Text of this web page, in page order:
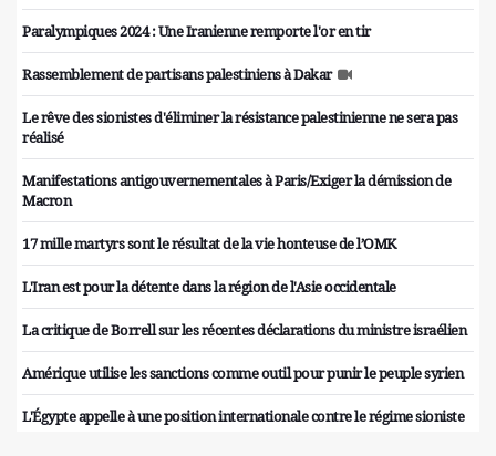
Paralympiques 2024 : Une Iranienne remporte l'or en tir
Rassemblement de partisans palestiniens à Dakar
Le rêve des sionistes d'éliminer la résistance palestinienne ne sera pas
réalisé
Manifestations antigouvernementales à Paris/Exiger la démission de
Macron
17 mille martyrs sont le résultat de la vie honteuse de l’OMK
L'Iran est pour la détente dans la région de l'Asie occidentale
La critique de Borrell sur les récentes déclarations du ministre israélien
Amérique utilise les sanctions comme outil pour punir le peuple syrien
L'Égypte appelle à une position internationale contre le régime sioniste